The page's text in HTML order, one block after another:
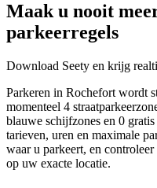
Maak u nooit
parkeerregels
Download Seety en krijg
Parkeren in Rochefort wordt
momenteel 4
blauwe schijfzones en 0
tarieven, uren en maximale
waar u parkeert, en
op uw exacte locatie.